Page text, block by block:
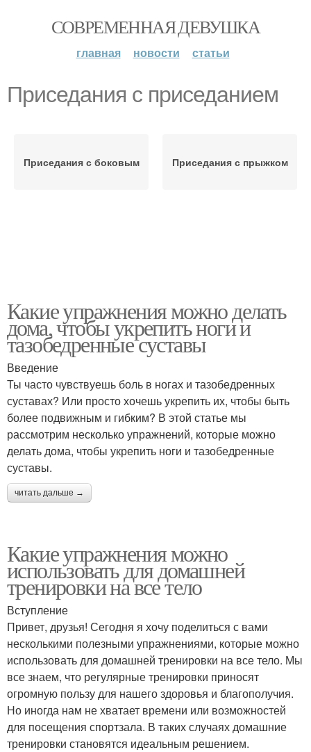
СОВРЕМЕННАЯ ДЕВУШКА
главная новости статьи
Приседания с приседанием
Приседания с боковым Приседания с прыжком
Какие упражнения можно делать
дома, чтобы укрепить ноги и
тазобедренные суставы
Введение
Ты часто чувствуешь боль в ногах и тазобедренных
суставах? Или просто хочешь укрепить их, чтобы быть
более подвижным и гибким? В этой статье мы
рассмотрим несколько упражнений, которые можно
делать дома, чтобы укрепить ноги и тазобедренные
суставы.
читать дальше →
Какие упражнения можно
использовать для домашней
тренировки на все тело
Вступление
Привет, друзья! Сегодня я хочу поделиться с вами
несколькими полезными упражнениями, которые можно
использовать для домашней тренировки на все тело. Мы
все знаем, что регулярные тренировки приносят
огромную пользу для нашего здоровья и благополучия.
Но иногда нам не хватает времени или возможностей
для посещения спортзала. В таких случаях домашние
тренировки становятся идеальным решением.